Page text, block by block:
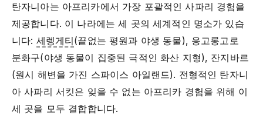
탄자니아는 아프리카에서 가장 포괄적인 사파리 경험을
제공합니다. 이 나라에는 세 곳의 세계적인 명소가 있습
니다: 세렝게티(끝없는 평원과 야생 동물), 응고롱고로
분화구(야생 동물이 집중된 극적인 화산 지형), 잔지바르
(원시 해변을 가진 스파이스 아일랜드). 전형적인 탄자니
아 사파리 서킷은 잊을 수 없는 아프리카 경험을 위해 이
세 곳을 모두 결합합니다.